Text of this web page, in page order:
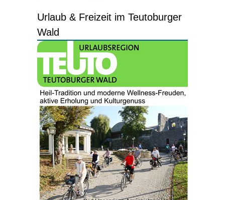
Urlaub & Freizeit im Teutoburger
Wald